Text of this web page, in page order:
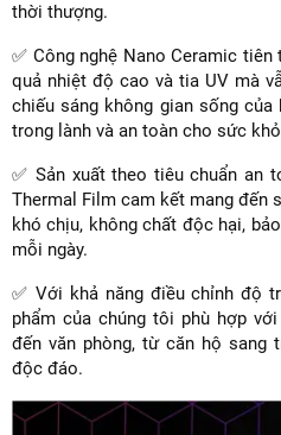
thời thượng.
✅ Công nghệ Nano Ceramic
quả nhiệt độ cao và tia UV mà
chiếu sáng không gian sống
trong lành và an toàn cho sức
✅ Sản xuất theo tiêu chuẩn an
Thermal Film cam kết mang đến
khó chịu, không chất độc hại,
mỗi ngày.
✅ Với khả năng điều chỉnh độ
phẩm của chúng tôi phù hợp
đến văn phòng, từ căn hộ sang
độc đáo.